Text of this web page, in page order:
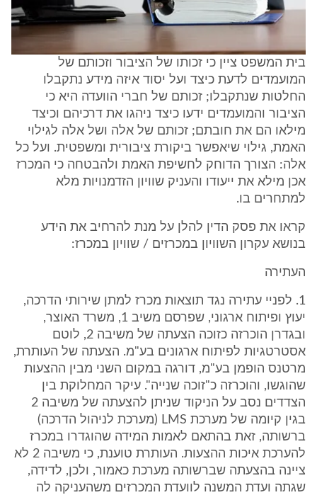
בית המשפט ציין כי זכותו של הציבור וזכותם של
המועמדים לדעת כיצד ועל יסוד איזה מידע נתקבלו
החלטות שנתקבלו; זכותם של חברי הוועדה היא כי
הציבור והמועמדים ידעו כיצד ניהגו את דרכיהם וכיצד
מילאו הם את חובתם; זכותם של אלה ושל אלה לגילוי
האמת, גילוי שיאפשר ביקורת ציבורית ומשפטית. ועל כל
אלה: הצורך הדוחק לחשיפת האמת ולהבטחה כי המכרז
אכן מילא את ייעודו והעניק שוויון הזדמנויות מלא
למתחרים בו.
קראו את פסק הדין להלן על מנת להרחיב את הידע
בנושא עקרון השוויון במכרזים / שוויון במכרז:
העתירה
1. לפניי עתירה נגד תוצאות מכרז למתן שירותי הדרכה,
יעוץ ופיתוח ארגוני, שפרסם משיב 1, משרד האוצר,
ובגדרן הוכרזה כזוכה הצעתה של משיבה 2, לוטם
אסטרטגיות לפיתוח ארגונים בע"מ. הצעתה של העותרת,
מרטנס הופמן בע"מ, דורגה במקום השני מבין ההצעות
שהוגשו, והוכרזה כ"זוכה שנייה". עיקר המחלוקת בין
הצדדים נסב על הניקוד שניתן להצעתה של משיבה 2
בגין קיומה של מערכת LMS (מערכת לניהול הדרכה)
ברשותה, זאת בהתאם לאמות המידה שהוגדרו במכרז
להערכת איכות ההצעות. העותרת טוענת, כי משיבה 2 לא
ציינה בהצעתה שברשותה מערכת כאמור, ולכן, לדידה,
שגתה ועדת המשנה לוועדת המכרזים משהעניקה לה